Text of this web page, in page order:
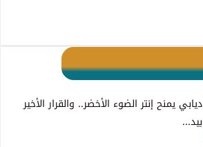
ديابي يمنح إنتر الضوء الأخضر.. والقرار الأخير
بيد...